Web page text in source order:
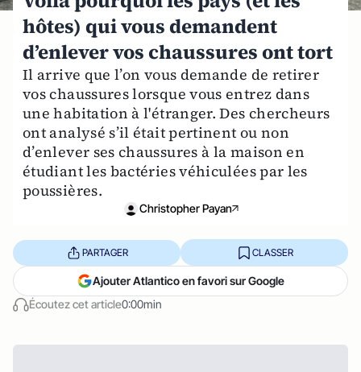
hôtes) qui vous demandent
d’enlever vos chaussures ont tort
Il arrive que l’on vous demande de retirer
vos chaussures lorsque vous entrez dans
une habitation à l'étranger. Des chercheurs
ont analysé s’il était pertinent ou non
d’enlever ses chaussures à la maison en
étudiant les bactéries véhiculées par les
poussières.
Christopher Payan
Écoutez cet article0:00min
PARTAGER CLASSER
Ajouter Atlantico en favori sur Google